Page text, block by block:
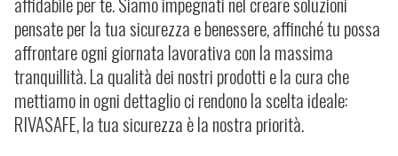
pensate per la tua sicurezza e benessere, affinché tu possa
affrontare ogni giornata lavorativa con la massima
tranquillità. La qualità dei nostri prodotti e la cura che
mettiamo in ogni dettaglio ci rendono la scelta ideale:
RIVASAFE, la tua sicurezza è la nostra priorità.